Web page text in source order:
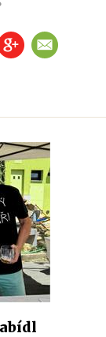
GP EM